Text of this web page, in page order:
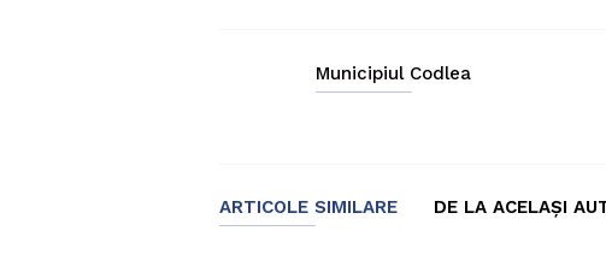
Municipiul Codlea
ARTICOLE SIMILARE DE LA ACELAȘI